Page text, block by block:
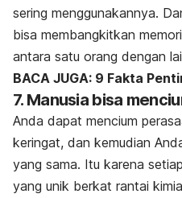
sering menggunakannya.
bisa membangkitkan
antara satu orang dengan
BACA JUGA: 9 Fakta
7. Manusia bisa
Anda dapat mencium
keringat, dan kemudian
yang sama. Itu karena
yang unik berkat rantai